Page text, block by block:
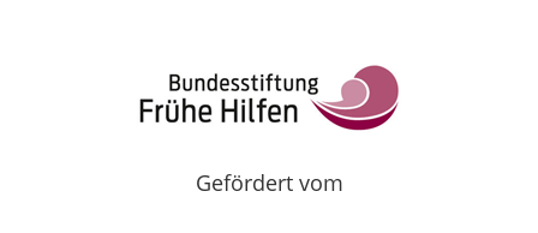
Gefördert vom